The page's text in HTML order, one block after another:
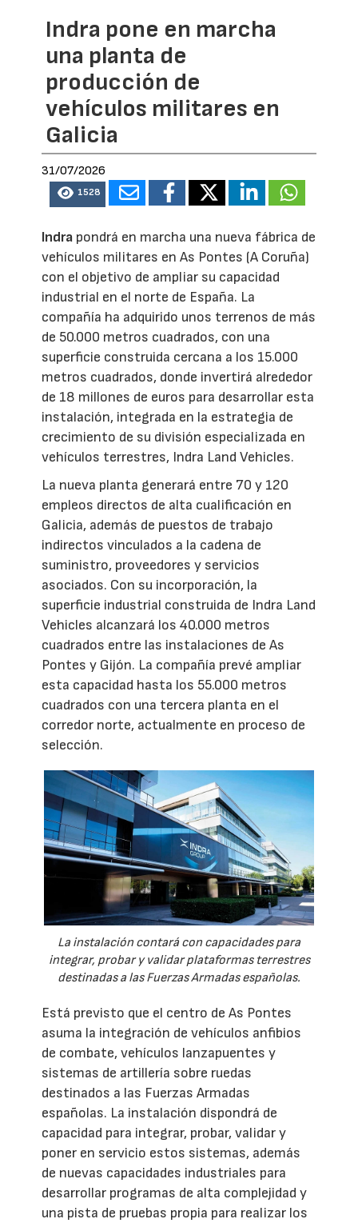
Indra pone en marcha
una planta de
producción de
vehículos militares en
Galicia
31/07/2026
1528
Indra pondrá en marcha una nueva fábrica de
vehículos militares en As Pontes (A Coruña)
con el objetivo de ampliar su capacidad
industrial en el norte de España. La
compañía ha adquirido unos terrenos de más
de 50.000 metros cuadrados, con una
superficie construida cercana a los 15.000
metros cuadrados, donde invertirá alrededor
de 18 millones de euros para desarrollar esta
instalación, integrada en la estrategia de
crecimiento de su división especializada en
vehículos terrestres, Indra Land Vehicles.
La nueva planta generará entre 70 y 120
empleos directos de alta cualificación en
Galicia, además de puestos de trabajo
indirectos vinculados a la cadena de
suministro, proveedores y servicios
asociados. Con su incorporación, la
superficie industrial construida de Indra Land
Vehicles alcanzará los 40.000 metros
cuadrados entre las instalaciones de As
Pontes y Gijón. La compañía prevé ampliar
esta capacidad hasta los 55.000 metros
cuadrados con una tercera planta en el
corredor norte, actualmente en proceso de
selección.
La instalación contará con capacidades para
integrar, probar y validar plataformas terrestres
destinadas a las Fuerzas Armadas españolas.
Está previsto que el centro de As Pontes
asuma la integración de vehículos anfibios
de combate, vehículos lanzapuentes y
sistemas de artillería sobre ruedas
destinados a las Fuerzas Armadas
españolas. La instalación dispondrá de
capacidad para integrar, probar, validar y
poner en servicio estos sistemas, además
de nuevas capacidades industriales para
desarrollar programas de alta complejidad y
una pista de pruebas propia para realizar los